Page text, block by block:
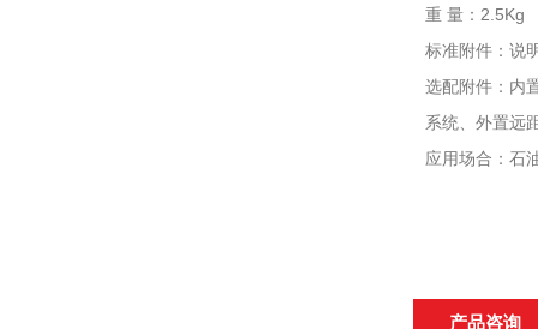
重 量：2.5Kg
标准附件：说
选配附件：内
系统、外置远
应用场合：石
产品咨询